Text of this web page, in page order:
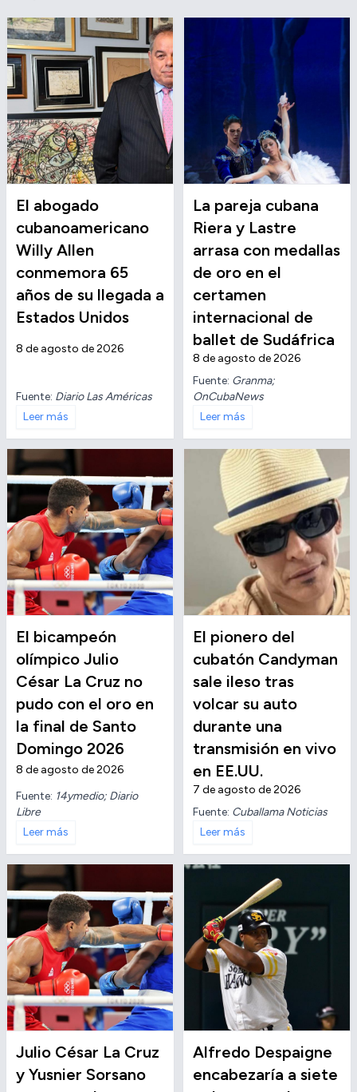
El abogado
cubanoamericano
Willy Allen
conmemora 65
años de su llegada a
Estados Unidos
8 de agosto de 2026
Fuente: Diario Las Américas
Leer más
La pareja cubana
Riera y Lastre
arrasa con medallas
de oro en el
certamen
internacional de
ballet de Sudáfrica
8 de agosto de 2026
Fuente: Granma;
OnCubaNews
Leer más
El bicampeón
olímpico Julio
César La Cruz no
pudo con el oro en
la final de Santo
Domingo 2026
8 de agosto de 2026
Fuente: 14ymedio; Diario
Libre
Leer más
El pionero del
cubatón Candyman
sale ileso tras
volcar su auto
durante una
transmisión en vivo
en EE.UU.
7 de agosto de 2026
Fuente: Cuballama Noticias
Leer más
Julio César La Cruz
y Yusnier Sorsano
Alfredo Despaigne
encabezaría a siete